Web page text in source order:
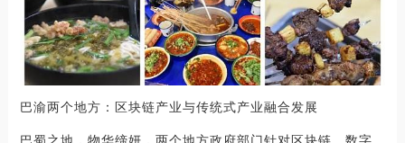
巴渝两个地方：区块链产业与传统式产业融合发展
巴蜀之地，物华缔妍，两个地方政府部门针对区块链、数字